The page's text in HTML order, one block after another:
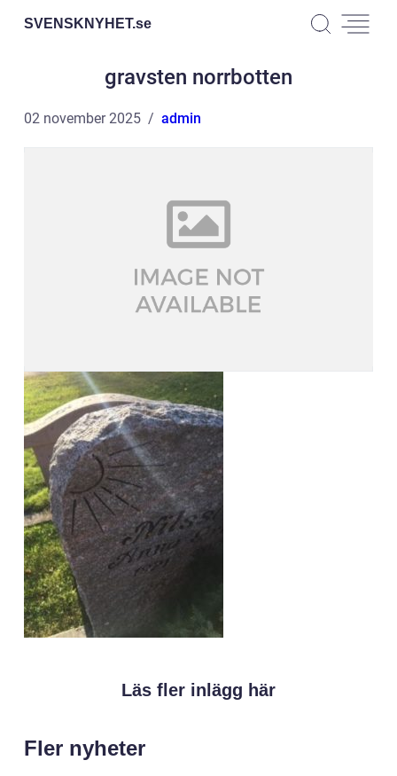
SVENSKNYHET.se
gravsten norrbotten
02 november 2025 admin
Läs fler inlägg här
Fler nyheter